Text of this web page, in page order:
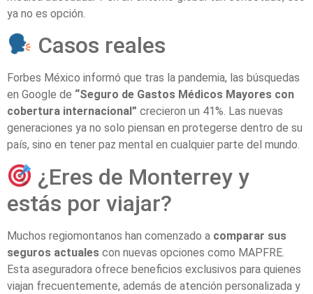
ya no es opción.
Casos reales
Forbes México informó que tras la pandemia, las búsquedas
en Google de “Seguro de Gastos Médicos Mayores con
cobertura internacional” crecieron un 41%. Las nuevas
generaciones ya no solo piensan en protegerse dentro de su
país, sino en tener paz mental en cualquier parte del mundo.
¿Eres de Monterrey y
estás por viajar?
Muchos regiomontanos han comenzado a comparar sus
seguros actuales con nuevas opciones como MAPFRE.
Esta aseguradora ofrece beneficios exclusivos para quienes
viajan frecuentemente, además de atención personalizada y